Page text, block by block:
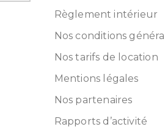
Règlement intérieur
Nos conditions
Nos tarifs de location
Mentions légales
Nos partenaires
Rapports d’activité